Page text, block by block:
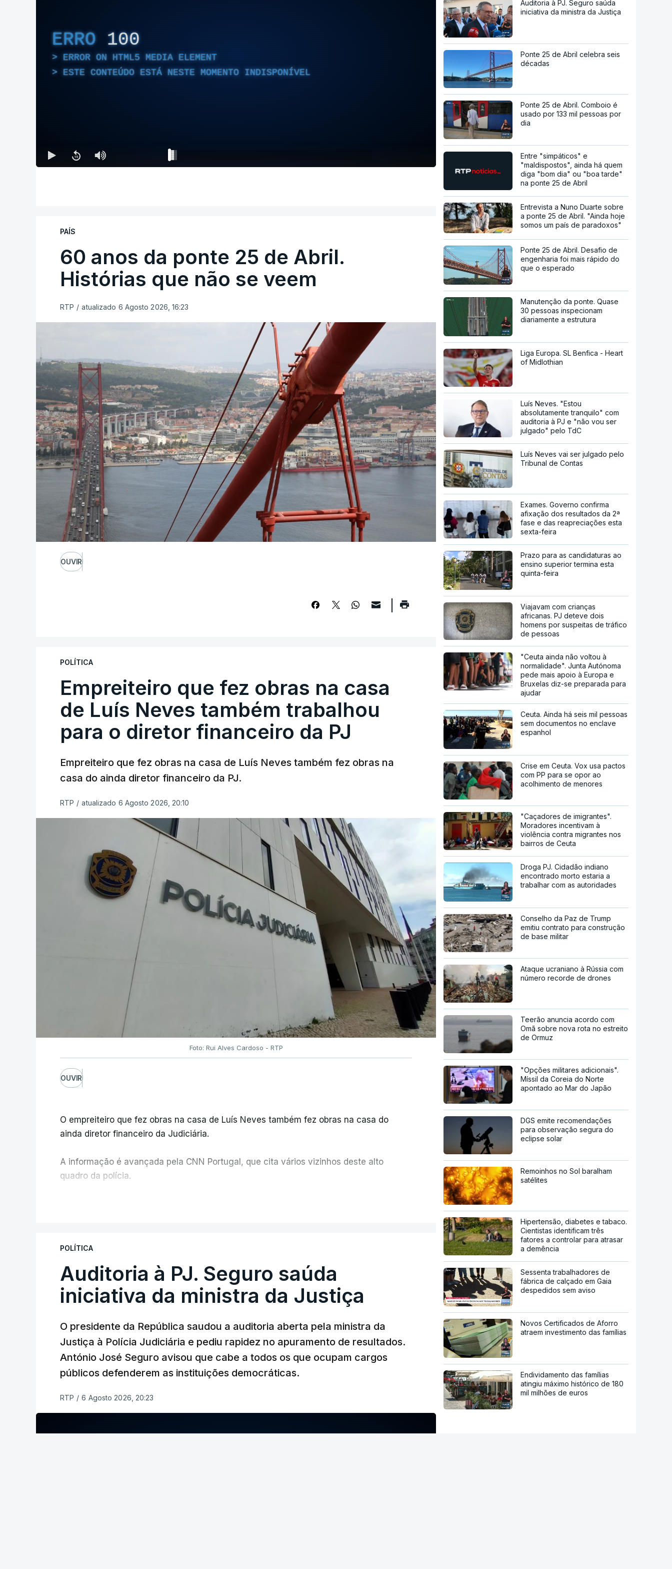
ERRO 100
ERROR ON HTML5 MEDIA ELEMENT
ESTE CONTEÚDO ESTÁ NESTE MOMENTO INDISPONÍVEL
PAÍS
60 anos da ponte 25 de Abril.
Histórias que não se veem
RTP / atualizado 6 Agosto 2026, 16:23
OUVIR
POLÍTICA
Empreiteiro que fez obras na casa
de Luís Neves também trabalhou
para o diretor financeiro da PJ
Empreiteiro que fez obras na casa de Luís Neves também fez obras na
casa do ainda diretor financeiro da PJ.
RTP / atualizado 6 Agosto 2026, 20:10
Foto: Rui Alves Cardoso - RTP
OUVIR
O empreiteiro que fez obras na casa de Luís Neves também fez obras na casa do
ainda diretor financeiro da Judiciária.
A informação é avançada pela CNN Portugal, que cita vários vizinhos deste alto
quadro da polícia.
POLÍTICA
Auditoria à PJ. Seguro saúda
iniciativa da ministra da Justiça
O presidente da República saudou a auditoria aberta pela ministra da
Justiça à Polícia Judiciária e pediu rapidez no apuramento de resultados.
António José Seguro avisou que cabe a todos os que ocupam cargos
públicos defenderem as instituições democráticas.
RTP / 6 Agosto 2026, 20:23
Auditoria à PJ. Seguro saúda
iniciativa da ministra da Justiça
Ponte 25 de Abril celebra seis
décadas
Ponte 25 de Abril. Comboio é
usado por 133 mil pessoas por
dia
Entre "simpáticos" e
"maldispostos", ainda há quem
diga "bom dia" ou "boa tarde"
na ponte 25 de Abril
Entrevista a Nuno Duarte sobre
a ponte 25 de Abril. "Ainda hoje
somos um país de paradoxos"
Ponte 25 de Abril. Desafio de
engenharia foi mais rápido do
que o esperado
Manutenção da ponte. Quase
30 pessoas inspecionam
diariamente a estrutura
Liga Europa. SL Benfica - Heart
of Midlothian
Luís Neves. "Estou
absolutamente tranquilo" com
auditoria à PJ e "não vou ser
julgado" pelo TdC
Luís Neves vai ser julgado pelo
Tribunal de Contas
Exames. Governo confirma
afixação dos resultados da 2ª
fase e das reapreciações esta
sexta-feira
Prazo para as candidaturas ao
ensino superior termina esta
quinta-feira
Viajavam com crianças
africanas. PJ deteve dois
homens por suspeitas de tráfico
de pessoas
"Ceuta ainda não voltou à
normalidade". Junta Autónoma
pede mais apoio à Europa e
Bruxelas diz-se preparada para
ajudar
Ceuta. Ainda há seis mil pessoas
sem documentos no enclave
espanhol
Crise em Ceuta. Vox usa pactos
com PP para se opor ao
acolhimento de menores
"Caçadores de imigrantes".
Moradores incentivam à
violência contra migrantes nos
bairros de Ceuta
Droga PJ. Cidadão indiano
encontrado morto estaria a
trabalhar com as autoridades
Conselho da Paz de Trump
emitiu contrato para construção
de base militar
Ataque ucraniano à Rússia com
número recorde de drones
Teerão anuncia acordo com
Omã sobre nova rota no estreito
de Ormuz
"Opções militares adicionais".
Míssil da Coreia do Norte
apontado ao Mar do Japão
DGS emite recomendações
para observação segura do
eclipse solar
Remoinhos no Sol baralham
satélites
Hipertensão, diabetes e tabaco.
Cientistas identificam três
fatores a controlar para atrasar
a demência
Sessenta trabalhadores de
fábrica de calçado em Gaia
despedidos sem aviso
Novos Certificados de Aforro
atraem investimento das famílias
Endividamento das famílias
atingiu máximo histórico de 180
mil milhões de euros